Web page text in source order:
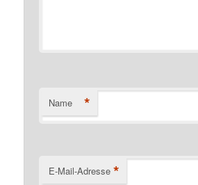
Name *
E-Mail-Adresse *